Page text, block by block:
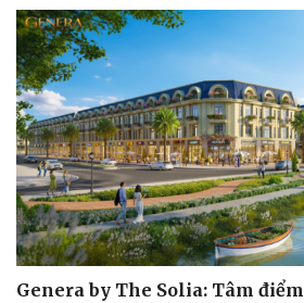
Genera by The Solia: Tâm